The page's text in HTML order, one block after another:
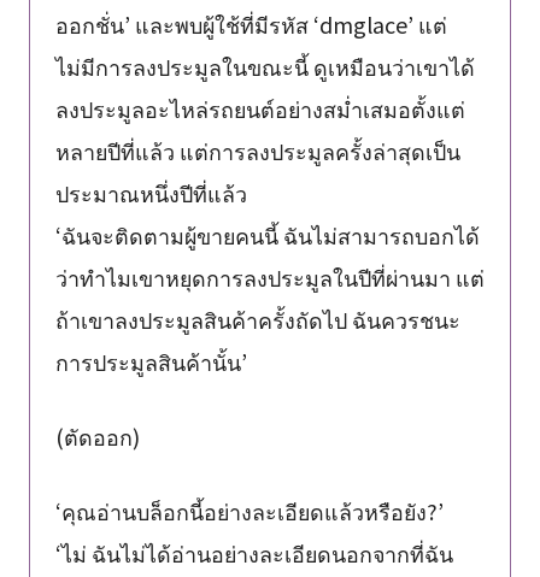
ออกชั่น’ และพบผู้ใช้ที่มีรหัส ‘dmglace’ แต่
ไม่มีการลงประมูลในขณะนี้ ดูเหมือนว่าเขาได้
ลงประมูลอะไหล่รถยนต์อย่างสม่ำเสมอตั้งแต่
หลายปีที่แล้ว แต่การลงประมูลครั้งล่าสุดเป็น
ประมาณหนึ่งปีที่แล้ว
‘ฉันจะติดตามผู้ขายคนนี้ ฉันไม่สามารถบอกได้
ว่าทำไมเขาหยุดการลงประมูลในปีที่ผ่านมา แต่
ถ้าเขาลงประมูลสินค้าครั้งถัดไป ฉันควรชนะ
การประมูลสินค้านั้น’
(ตัดออก)
‘คุณอ่านบล็อกนี้อย่างละเอียดแล้วหรือยัง?’
‘ไม่ ฉันไม่ได้อ่านอย่างละเอียดนอกจากที่ฉัน